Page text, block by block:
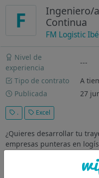
F
Ingeniero/
Continua
FM Logistic
Nivel de
experiencia
---
Tipo de contrato
A
Publicada
27
. Excel
¿Quieres desarrollar tu
empresas punteras en
FM Logistic, es una
las diferentes áreas de la